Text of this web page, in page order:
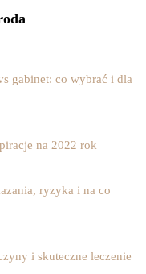
gabinet: co wybrać i dla
na 2022 rok
ryzyka i na co
i skuteczne leczenie